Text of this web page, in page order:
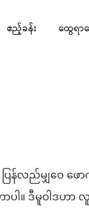
ဧည့်ခန်း ထွေရာလ
လည်မျှဝေ ဖော
ါ။ ဒီမူဝါဒဟာ